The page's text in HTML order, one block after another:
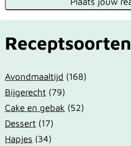
Receptsoorten
Avondmaaltijd (168)
Bijgerecht (79)
Cake en gebak (52)
Dessert (17)
Hapjes (34)